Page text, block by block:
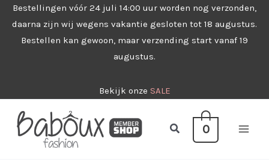
naar
Bestellingen vóór 24 juli 14:00 uur worden nog verzonden,
daarna zijn wij wegens vakantie gesloten tot 18 augustus.
Bestellen kan gewoon, maar verzending start vanaf 19
augustus.
Bekijk onze SALE
Zoeken0